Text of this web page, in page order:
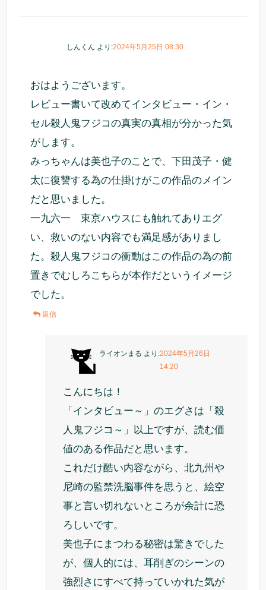
しんくん より:2024年5月25日 08:30
おはようございます。
レビュー書いて改めてインタビュー・イン・
セル殺人鬼フジコの真実の真相が分かった気
がします。
みっちゃんは美也子のことで、下田茂子・健
太に復讐する為の仕掛けがこの作品のメイン
だと思いました。
一九六一 東京ハウスにも触れてありエグ
い、救いのない内容でも満足感がありまし
た。殺人鬼フジコの衝動はこの作品の為の前
置きでむしろこちらが本作だというイメージ
でした。
返信
ライオンまる より:2024年5月26日
14:20
こんにちは！
「インタビュー～」のエグさは「殺
人鬼フジコ～」以上ですが、読む価
値のある作品だと思います。
これだけ酷い内容ながら、北九州や
尼崎の監禁洗脳事件を思うと、絵空
事と言い切れないところが余計に恐
ろしいです。
美也子にまつわる秘密は驚きでした
が、個人的には、耳削ぎのシーンの
強烈さにすべて持っていかれた気が